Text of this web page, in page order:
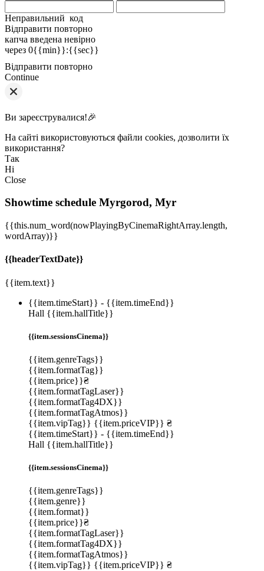
Неправильний код
Відправити повторно
капча введена невірно
через 0{{min}}:{{sec}}
Відправити повторно
Continue
Ви зареєструвалися!🎉
На сайті використовуються файли cookies, дозволити їх
використання?
Так
Ні
Close
Showtime schedule Myrgorod, Myr
{{this.num_word(nowPlayingByCinemaRightArray.length,
wordArray)}}
{{headerTextDate}}
{{item.text}}
{{item.timeStart}} - {{item.timeEnd}}
Hall {{item.hallTitle}}
{{item.sessionsCinema}}
{{item.genreTags}}
{{item.formatTag}}
{{item.price}}₴
{{item.formatTagLaser}}
{{item.formatTag4DX}}
{{item.formatTagAtmos}}
{{item.vipTag}} {{item.priceVIP}} ₴
{{item.timeStart}} - {{item.timeEnd}}
Hall {{item.hallTitle}}
{{item.sessionsCinema}}
{{item.genreTags}}
{{item.genre}}
{{item.format}}
{{item.price}}₴
{{item.formatTagLaser}}
{{item.formatTag4DX}}
{{item.formatTagAtmos}}
{{item.vipTag}} {{item.priceVIP}} ₴